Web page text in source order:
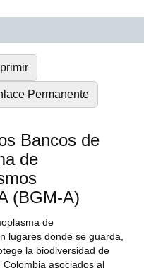
Permanente
Bancos de
de
(BGM-A)
de
lugares donde se guarda,
la biodiversidad de
asociados al